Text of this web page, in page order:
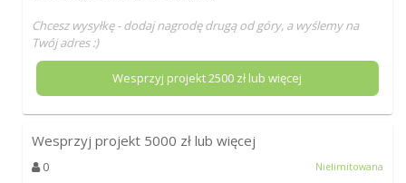
Chcesz wysyłkę - dodaj nagrodę drugą od góry, a wyślemy na
Twój adres :)
Wesprzyj projekt2500 zł lub więcej
Wesprzyj projekt 5000 zł lub więcej
0 Nielimitowana